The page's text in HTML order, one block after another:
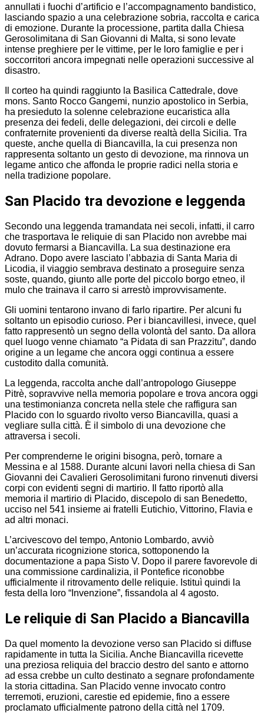
annullati i fuochi d’artificio e l’accompagnamento bandistico,
lasciando spazio a una celebrazione sobria, raccolta e carica
di emozione. Durante la processione, partita dalla Chiesa
Gerosolimitana di San Giovanni di Malta, si sono levate
intense preghiere per le vittime, per le loro famiglie e per i
soccorritori ancora impegnati nelle operazioni successive al
disastro.
Il corteo ha quindi raggiunto la Basilica Cattedrale, dove
mons. Santo Rocco Gangemi, nunzio apostolico in Serbia,
ha presieduto la solenne celebrazione eucaristica alla
presenza dei fedeli, delle delegazioni, dei circoli e delle
confraternite provenienti da diverse realtà della Sicilia. Tra
queste, anche quella di Biancavilla, la cui presenza non
rappresenta soltanto un gesto di devozione, ma rinnova un
legame antico che affonda le proprie radici nella storia e
nella tradizione popolare.
San Placido tra devozione e leggenda
Secondo una leggenda tramandata nei secoli, infatti, il carro
che trasportava le reliquie di san Placido non avrebbe mai
dovuto fermarsi a Biancavilla. La sua destinazione era
Adrano. Dopo avere lasciato l’abbazia di Santa Maria di
Licodia, il viaggio sembrava destinato a proseguire senza
soste, quando, giunto alle porte del piccolo borgo etneo, il
mulo che trainava il carro si arrestò improvvisamente.
Gli uomini tentarono invano di farlo ripartire. Per alcuni fu
soltanto un episodio curioso. Per i biancavillesi, invece, quel
fatto rappresentò un segno della volontà del santo. Da allora
quel luogo venne chiamato “a Pidata di san Prazzitu”, dando
origine a un legame che ancora oggi continua a essere
custodito dalla comunità.
La leggenda, raccolta anche dall’antropologo Giuseppe
Pitrè, sopravvive nella memoria popolare e trova ancora oggi
una testimonianza concreta nella stele che raffigura san
Placido con lo sguardo rivolto verso Biancavilla, quasi a
vegliare sulla città. È il simbolo di una devozione che
attraversa i secoli.
Per comprenderne le origini bisogna, però, tornare a
Messina e al 1588. Durante alcuni lavori nella chiesa di San
Giovanni dei Cavalieri Gerosolimitani furono rinvenuti diversi
corpi con evidenti segni di martirio. Il fatto riportò alla
memoria il martirio di Placido, discepolo di san Benedetto,
ucciso nel 541 insieme ai fratelli Eutichio, Vittorino, Flavia e
ad altri monaci.
L’arcivescovo del tempo, Antonio Lombardo, avviò
un’accurata ricognizione storica, sottoponendo la
documentazione a papa Sisto V. Dopo il parere favorevole di
una commissione cardinalizia, il Pontefice riconobbe
ufficialmente il ritrovamento delle reliquie. Istituì quindi la
festa della loro “Invenzione”, fissandola al 4 agosto.
Le reliquie di San Placido a Biancavilla
Da quel momento la devozione verso san Placido si diffuse
rapidamente in tutta la Sicilia. Anche Biancavilla ricevette
una preziosa reliquia del braccio destro del santo e attorno
ad essa crebbe un culto destinato a segnare profondamente
la storia cittadina. San Placido venne invocato contro
terremoti, eruzioni, carestie ed epidemie, fino a essere
proclamato ufficialmente patrono della città nel 1709.